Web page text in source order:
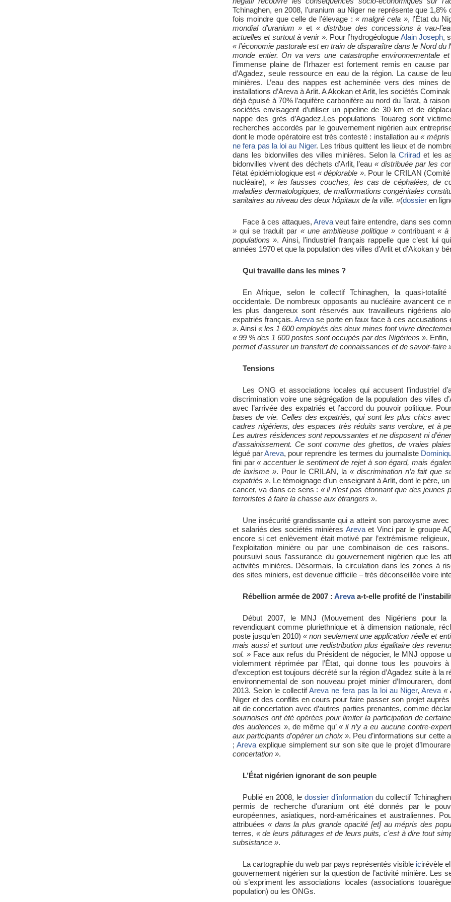
Tchinaghen, en 2008, l’uranium au Niger ne représente que
fois moindre que celle de l’élevage : « malgré cela », l’État du
mondial d’uranium » et « distribue des concessions à vau-
actuelles et surtout à venir ». Pour l’hydrogéologue Alain Joseph,
« l’économie pastorale est en train de disparaître dans le Nord du
monde entier. On va vers une catastrophe environnementale
l’immense plaine de l’Irhazer est fortement remis en cause
d’Agadez, seule ressource en eau de la région. La cause de
minières. L’eau des nappes est acheminée vers des mines
installations d’Areva à Arlit. A Akokan et Arlit, les sociétés
déjà épuisé à 70% l’aquifère carbonifère au nord du Tarat, à
sociétés envisagent d’utiliser un pipeline de 30 km et de
nappe des grès d’Agadez.Les populations Touareg sont
recherches accordés par le gouvernement nigérien aux
dont le mode opératoire est très contesté : installation au« mépris
ne fera pas la loi au Niger. Les tribus quittent les lieux et de
dans les bidonvilles des villes minières. Selon la Criirad et les
bidonvilles vivent des déchets d’Arlit, l’eau« distribuée par les
l’état épidémiologique est « déplorable ». Pour le CRILAN
nucléaire), « les fausses couches, les cas de céphalées, de
maladies dermatologiques, de malformations congénitales
sanitaires au niveau des deux hôpitaux de la ville. »(dossier en
Face à ces attaques, Arevaveut faire entendre, dans ses
» qui se traduit par « une ambitieuse politique » contribuant« à
populations ». Ainsi, l’industriel français rappelle que c’est lui
années 1970 et que la population des villes d’Arlit et d’Akokan y
Qui travaille dans les mines ?
En Afrique, selon le collectif Tchinaghen, la quasi-
occidentale. De nombreux opposants au nucléaire avancent ce
les plus dangereux sont réservés aux travailleurs nigériens
expatriés français.Areva se porte en faux face à ces accusations
». Ainsi « les 1 600 employés des deux mines font vivre
« 99 % des 1 600 postes sont occupés par des Nigériens ».
permet d'assurer un transfert de connaissances et de savoir-faire
Tensions
Les ONG et associations locales qui accusent l’industriel
discrimination voire une ségrégation de la population des villes
avec l’arrivée des expatriés et l’accord du pouvoir politique.
bases de vie. Celles des expatriés, qui sont les plus chics
cadres nigériens, des espaces très réduits sans verdure, et à
Les autres résidences sont repoussantes et ne disposent ni
d’assainissement. Ce sont comme des ghettos, de vraies
légué parAreva, pour reprendre les termes du journaliste
fini par« accentuer le sentiment de rejet à son égard, mais
de laxisme ». Pour le CRILAN, la « discrimination n’a fait que
expatriés ». Le témoignage d’un enseignant à Arlit, dont le père,
cancer, va dans ce sens : « il n’est pas étonnant que des jeunes
terroristes à faire la chasse aux étrangers ».
Une insécurité grandissante qui a atteint son paroxysme
et salariés des sociétés minières Arevaet Vinci par le groupe
encore si cet enlèvement était motivé par l’extrémisme
l’exploitation minière ou par une combinaison de ces
poursuivi sous l’assurance du gouvernement nigérien que les
activités minières. Désormais, la circulation dans les zones à
des sites miniers, est devenue difficile – très déconseillée voire
Rébellion armée de 2007 : Arevaa-t-elle profité de
Début 2007, le MNJ (Mouvement des Nigériens pour
revendiquant comme pluriethnique et à dimension nationale,
poste jusqu’en 2010)« non seulement une application réelle et
mais aussi et surtout une redistribution plus égalitaire des
sol. » Face aux refus du Président de négocier, le MNJ oppose
violemment réprimée par l’État, qui donne tous les pouvoirs
d’exception est toujours décrété sur la région d’Agadez suite à la
environnemental de son nouveau projet minier d’Imouraren,
2013. Selon le collectifAreva ne fera pas la loi au Niger,Areva «
Niger et des conflits en cours pour faire passer son projet auprès
ait de concertation avec d’autres parties prenantes, comme
sournoises ont été opérées pour limiter la participation de
des audiences », de même qu’« il n’y a eu aucune contre-
aux participants d'opérer un choix ». Peu d’informations sur cette
;Areva explique simplement sur son site que le projet
concertation ».
L’État nigérien ignorant de son peuple
Publié en 2008, ledossier d’information du collectif
permis de recherche d'uranium ont été donnés par le
européennes, asiatiques, nord-américaines et australiennes.
attribuées « dans la plus grande opacité [et] au mépris des
terres, « de leurs pâturages et de leurs puits, c'est à dire tout
subsistance ».
La cartographie du web par pays représentés visible icirévèle
gouvernement nigérien sur la question de l’activité minière. Les
où s’expriment les associations locales (associations
population) ou les ONGs.